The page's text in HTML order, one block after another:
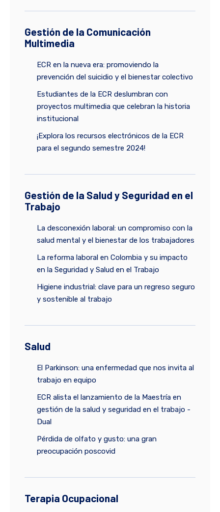
Gestión de la Comunicación
Multimedia
ECR en la nueva era: promoviendo la
prevención del suicidio y el bienestar colectivo
Estudiantes de la ECR deslumbran con
proyectos multimedia que celebran la historia
institucional
¡Explora los recursos electrónicos de la ECR
para el segundo semestre 2024!
Gestión de la Salud y Seguridad en el
Trabajo
La desconexión laboral: un compromiso con la
salud mental y el bienestar de los trabajadores
La reforma laboral en Colombia y su impacto
en la Seguridad y Salud en el Trabajo
Higiene industrial: clave para un regreso seguro
y sostenible al trabajo
Salud
El Parkinson: una enfermedad que nos invita al
trabajo en equipo
ECR alista el lanzamiento de la Maestría en
gestión de la salud y seguridad en el trabajo -
Dual
Pérdida de olfato y gusto: una gran
preocupación poscovid
Terapia Ocupacional